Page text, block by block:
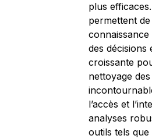
plus
permettent
connaissance
des décisions
croissante
nettoyage
l’accès et
analyses
outils tels